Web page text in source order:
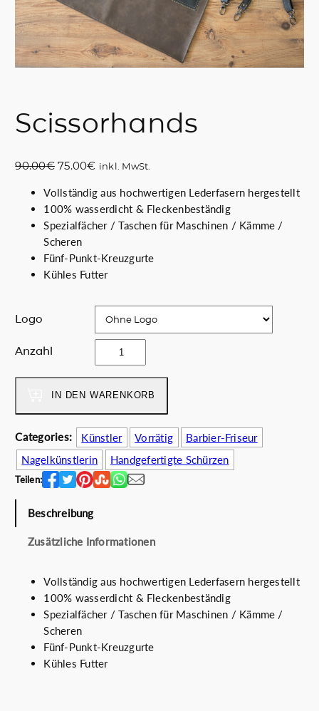
Scissorhands
90.00€ U
s
p
r
ü
n
g
r
P
r
i
s
w
a
r
9
75.00€A
t
u
e
l
e
s
i
s
t
:
7
5
.
€
inkl. MwSt.
Vollständig aus hochwertigen Lederfasern hergestellt
100% wasserdicht & Fleckenbeständig
Spezialfächer / Taschen für Maschinen / Kämme /
Scheren
Fünf-Punkt-Kreuzgurte
Kühles Futter
Logo
Anzahl
c
i
s
s
o
r
h
a
M
g
IN DEN WARENKORB
Categories: Künstler Vorrätig
Barbier-Friseur
Nagelkünstlerin
Handgefertigte Schürzen
Teilen:
Beschreibung
Zusätzliche Informationen
Vollständig aus hochwertigen Lederfasern hergestellt
100% wasserdicht & Fleckenbeständig
Spezialfächer / Taschen für Maschinen / Kämme /
Scheren
Fünf-Punkt-Kreuzgurte
Kühles Futter